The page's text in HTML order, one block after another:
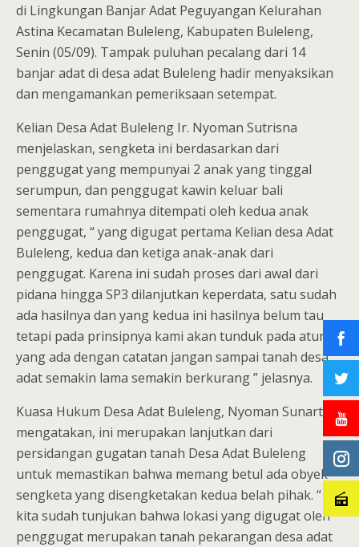
di Lingkungan Banjar Adat Peguyangan Kelurahan
Astina Kecamatan Buleleng, Kabupaten Buleleng,
Senin (05/09). Tampak puluhan pecalang dari 14
banjar adat di desa adat Buleleng hadir menyaksikan
dan mengamankan pemeriksaan setempat.
Kelian Desa Adat Buleleng Ir. Nyoman Sutrisna
menjelaskan, sengketa ini berdasarkan dari
penggugat yang mempunyai 2 anak yang tinggal
serumpun, dan penggugat kawin keluar bali
sementara rumahnya ditempati oleh kedua anak
penggugat, “ yang digugat pertama Kelian desa Adat
Buleleng, kedua dan ketiga anak-anak dari
penggugat. Karena ini sudah proses dari awal dari
pidana hingga SP3 dilanjutkan keperdata, satu sudah
ada hasilnya dan yang kedua ini hasilnya belum tau
tetapi pada prinsipnya kami akan tunduk pada aturan
yang ada dengan catatan jangan sampai tanah desa
adat semakin lama semakin berkurang ” jelasnya.
Kuasa Hukum Desa Adat Buleleng, Nyoman Sunarta
mengatakan, ini merupakan lanjutkan dari
persidangan gugatan tanah Desa Adat Buleleng
untuk memastikan bahwa memang betul ada obyek
sengketa yang disengketakan kedua belah pihak. “
kita sudah tunjukan bahwa lokasi yang digugat oleh
penggugat merupakan tanah pekarangan desa adat